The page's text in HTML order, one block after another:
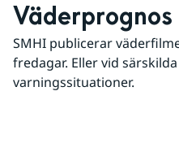
Väderprognos
SMHI publicerar
fredagar. Eller vid
varningssituationer.